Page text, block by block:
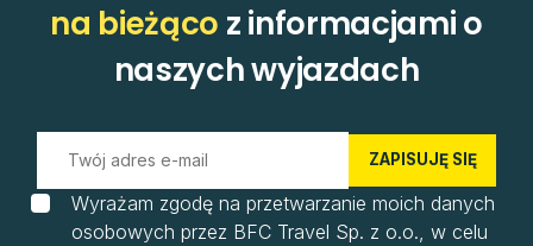
na bieżąco z informacjami o
naszych wyjazdach
ZAPISUJĘ SIĘ
Wyrażam zgodę na przetwarzanie moich danych
osobowych przez BFC Travel Sp. z o.o., w celu